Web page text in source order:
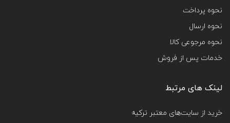
نحوه پرداخت
نحوه ارسال
نحوه مرجوعی کالا
خدمات پس از فروش
لینک های مرتبط
خرید از سایت‌های معتبر ترکیه